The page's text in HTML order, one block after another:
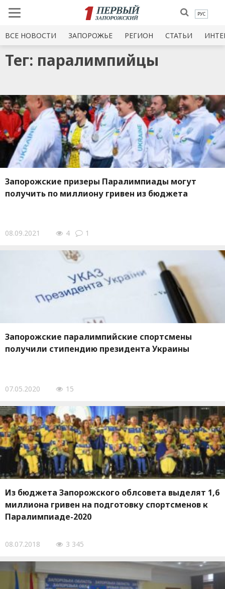
РУС
ВСЕ НОВОСТИ ЗАПОРОЖЬЕ РЕГИОН СТАТЬИ
Тег: паралимпийцы
Запорожские призеры Паралимпиады могут
получить по миллиону гривен из бюджета
08.09.2021 4 1
Запорожские паралимпийские спортсмены
получили стипендию президента Украины
07.05.2020 15
Из бюджета Запорожского облсовета выделят 1,6
миллиона гривен на подготовку спортсменов к
Паралимпиаде-2020
08.07.2018 3 345